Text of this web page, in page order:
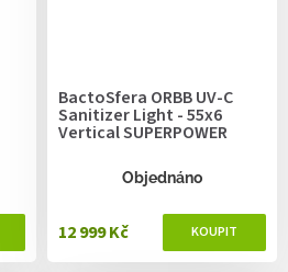
BactoSfera ORBB UV-C
Sanitizer Light - 55х6
Vertical SUPERPOWER
Objednáno
12 999 Kč